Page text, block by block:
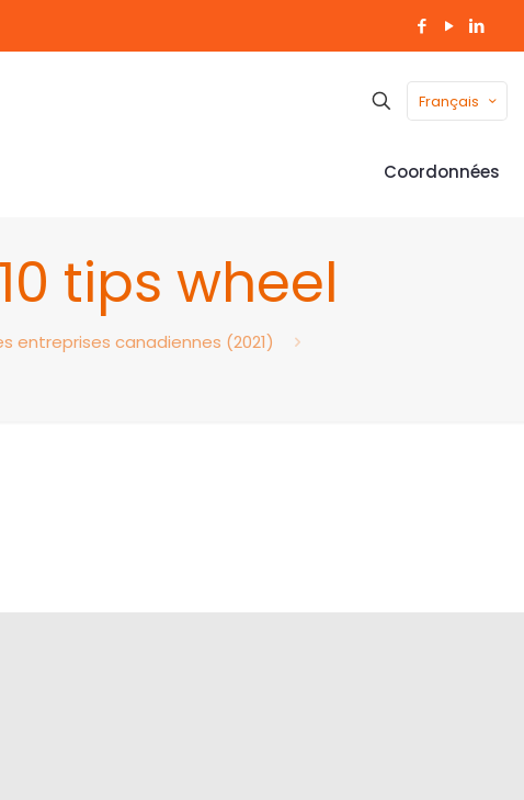
Français
Coordonnées
tips wheel
entreprises canadiennes (2021)